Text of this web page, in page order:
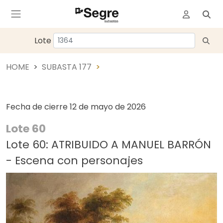
Lote
HOME SUBASTA 177
Fecha de cierre 12 de mayo de 2026
Lote 60
Lote 60: ATRIBUIDO A MANUEL BARRÓN
- Escena con personajes